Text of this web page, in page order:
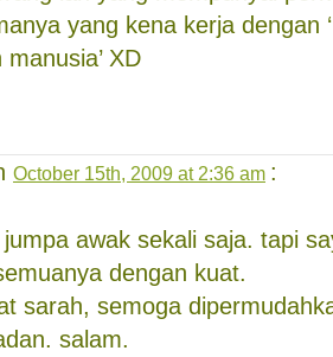
yang kena kerja dengan
XD
October 15th, 2009 at 2:36 am :
awak sekali saja. tapi
dengan kuat.
sarah, semoga
salam.